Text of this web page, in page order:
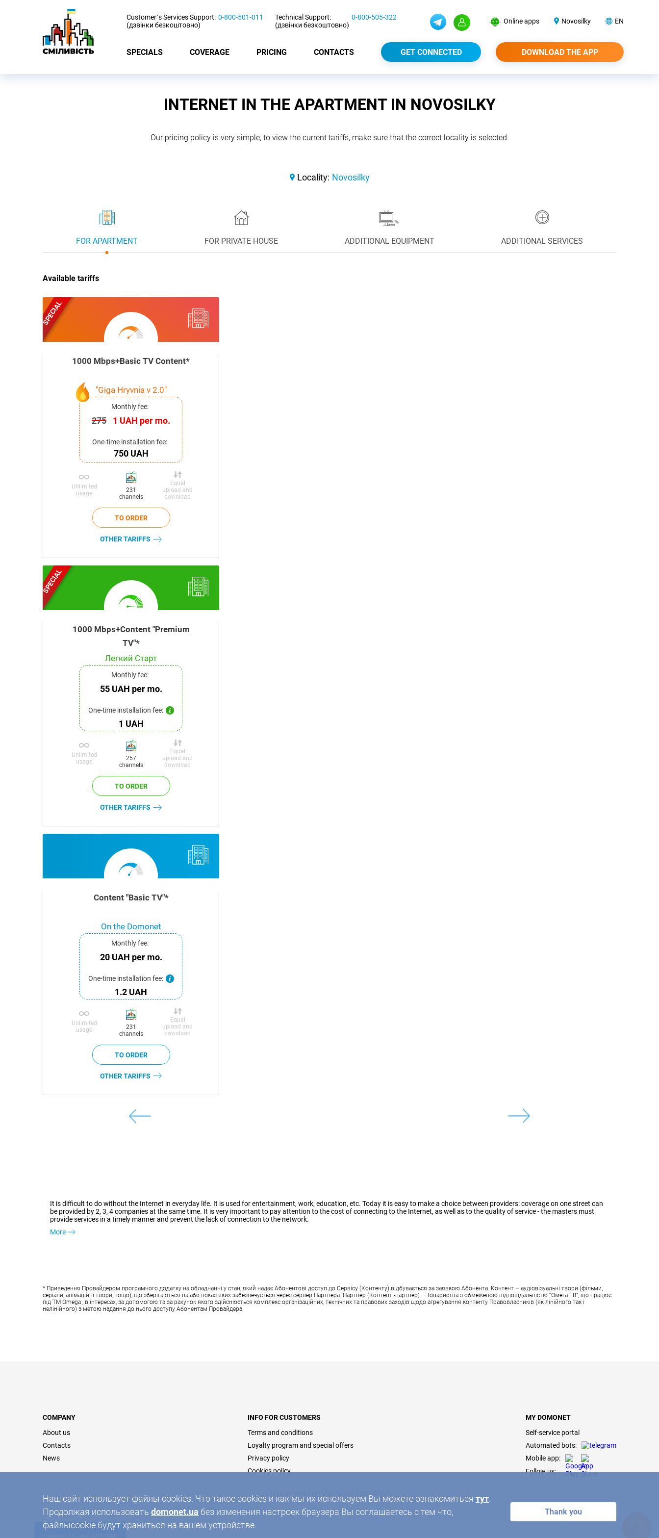
Наш сайт использует файлы cookies. Что такое cookies и как мы их используем Вы можете ознакомиться тут.
Продолжая использовать domonet.ua без изменения настроек браузера Вы соглашаетесь с тем что,
файлыcookie будут храниться на вашем устройстве.
Thank you
Customer`s Services Support:
(дзвінки безкоштовно)
0-800-501-011
Technical Support:
(дзвінки безкоштовно)
0-800-505-322 Online apps Novosilky EN
SPECIALS COVERAGE PRICING CONTACTS GET CONNECTED DOWNLOAD THE APP
INTERNET IN THE APARTMENT IN NOVOSILKY
Our pricing policy is very simple, to view the current tariffs, make sure that the correct locality is selected.
Locality: Novosilky
FOR APARTMENT FOR PRIVATE HOUSE ADDITIONAL EQUIPMENT ADDITIONAL SERVICES
Available tariffs
SPECIAL
1000 Mbps+Basic TV Content*
"Giga Hryvnia v 2.0"
Monthly fee:
275 1 UAH per mo.
One-time installation fee:
750 UAH
Unlimited
usage
231
channels
Equal
upload and
download
OTHER TARIFFS
SPECIAL
1000 Mbps+Content "Premium
TV"*
Легкий Старт
Monthly fee:
55 UAH per mo.
One-time installation fee:
1 UAH
Unlimited
usage
257
channels
Equal
upload and
download
OTHER TARIFFS
Content "Basic TV"*
On the Domonet
network
Monthly fee:
20 UAH per mo.
One-time installation fee:
1.2 UAH
Unlimited
usage
231
channels
Equal
upload and
download
OTHER TARIFFS
It is difficult to do without the Internet in everyday life. It is used for entertainment, work, education, etc. Today it is easy to make a choice between providers: coverage on one street can
be provided by 2, 3, 4 companies at the same time. It is very important to pay attention to the cost of connecting to the Internet, as well as to the quality of service - the masters must
provide services in a timely manner and prevent the lack of connection to the network.
More
* Приведення Провайдером програмного додатку на обладнанні у стан, який надає Абонентові доступ до Сервісу (Контенту) відбувається за заявкою Абонента. Контент – аудіовізуальні твори (фільми,
серіали, анімаційні твори, тощо), що зберігаються на або показ яких забезпечується через сервер Партнера. Партнер (Контент -партнер) – Товариства з обмеженою відповідальністю “Омега ТВ”, що працює
під ТМ Omega , в інтересах, за допомогою та за рахунок якого здійснюється комплекс організаційних, технічних та правових заходів щодо агрегування контенту Правовласників (як лінійного так і
нелінійного) з метою надання до нього доступу Абонентам Провайдера.
COMPANY
About us
Contacts
News
INFO FOR CUSTOMERS
Terms and conditions
Loyalty program and special offers
Privacy policy
Cookies policy
MY DOMONET
Self-service portal
Automated bots:
Mobile app:
Follow us: